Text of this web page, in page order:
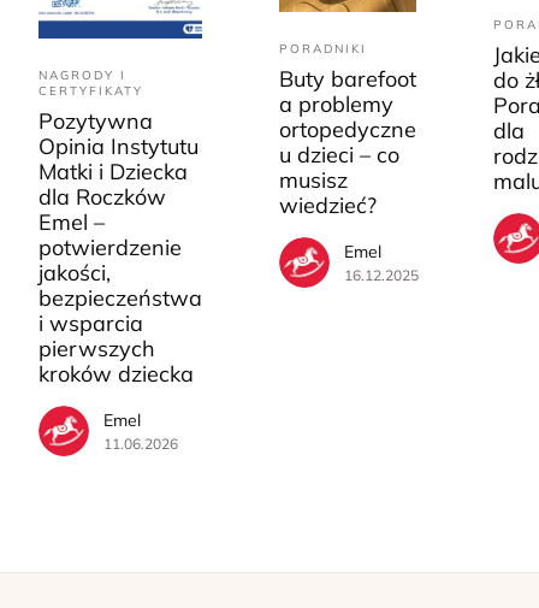
NAGRODY I
CERTYFIKATY
Pozytywna
Opinia Instytutu
Matki i Dziecka
dla Roczków
Emel –
potwierdzenie
jakości,
bezpieczeństwa
i wsparcia
pierwszych
kroków dziecka
Emel
11.06.2026
PORADNIKI
Buty barefoot
a problemy
ortopedyczne
u dzieci – co
musisz
wiedzieć?
Emel
16.12.2025
do
dla